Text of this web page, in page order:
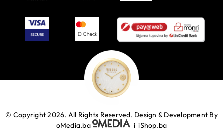
© Copyright 2026. All Rights Reserved. Design & Development By
oMedia.ba
iiShop.ba